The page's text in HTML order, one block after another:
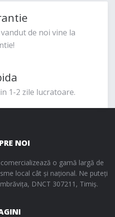
de noi vine la
1-2 zile lucratoare.
NOI
o gamă largă de
local cât și național. Ne puteți
DNCT 307211, Timiș.